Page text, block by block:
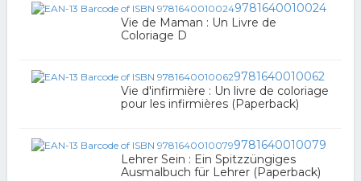
9781640010024
Vie de Maman : Un Livre de
Coloriage D
9781640010062
Vie d'infirmière : Un livre de coloriage
pour les infirmières (Paperback)
9781640010079
Lehrer Sein : Ein Spitzzüngiges
Ausmalbuch für Lehrer (Paperback)